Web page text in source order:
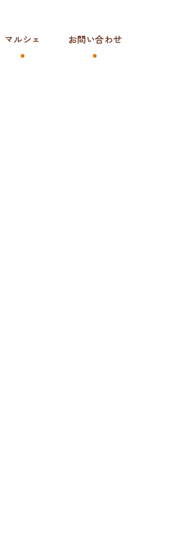
マルシェ お問い合わせ